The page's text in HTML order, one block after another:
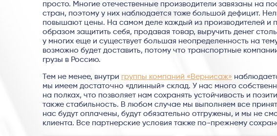
просто. Многие отечественные производители завязаны на
стран, поэтому у них наблюдается тоже большой дефицит.
повышают цены. На самом деле каждый из производителей и
образом защитить себя, продавая товар, выручить денег
у многих еще и существует большая неопределенность на
возможно будет доставить, потому что транспортные
грузы в Россию.
Тем не менее, внутри группы компаний «Вернисаж»
мы имеем достаточно «длинный» склад. У нас много
на полках, что позволяет нам сохранять устойчивость и
также стабильность. В любом случае мы выполняем все
нас будут оплачены, будут обязательно отгружены, и мы не
клиента. Все партнерские условия также по-прежнему